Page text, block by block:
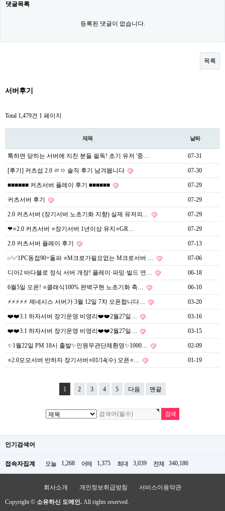
댓글목록
등록된 댓글이 없습니다.
목록
서버후기
Total 1,479건 1 페이지
제목 날짜
툭하면 닫히는 서버에 지친 분들 필독! 초기 유저 '중… 07-31
[후기] 커츠섭 2.0 ㄹㅇ 솔직 후기 남겨봅니다 07-30
■■■■■■ 커츠서버 플레이 후기 ■■■■■■ 07-29
커츠서버 후기 07-29
2.0 커츠서버 (장기서버 노초기화 지향) 실제 유저의… 07-29
❤⭐️2.0 커츠서버 ⭐️장기서버 1년이상 유지⭐️GR… 07-29
2.0 커츠서버 플레이 후기 07-13
✅✅1PC동접90+돌파 ⭐M크로가필요없는 M크로서버 … 07-06
디아2 바다블로 정식 서버 개장! 플레이·파밍·빌드 연… 06-18
6월5일 오픈! ⭐️클래식100% 완벽구현 노초기화 축… 06-10
⚡⚡⚡⚡⚡ 제네시스 서버가 3월 12일 7차 오픈합니다… 03-20
❤️❤️3.1 하자서버 장기운영 비영리❤️❤️2월27일… 03-16
❤️❤️3.1 하자서버 장기운영 비영리❤️❤️2월27일… 03-15
✨1월22일 PM 18시 출발✨인원무관단체환영✨1000… 02-09
⭐2.0모모서버 반하자 장기서버⭐01/14(수) 오픈⭐… 01-19
1 2 3 4 5 다음 맨끝
인기검색어
접속자집계 오늘 1,268 어제 1,375 최대 3,039 전체 340,186
회사소개 개인정보취급방침 서비스이용약관
Copyright © 소유하신 도메인. All rights reserved.